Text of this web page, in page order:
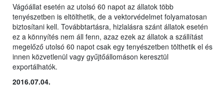
Vágóállat esetén az utolsó 60 napot az állatok több
tenyészetben is eltölthetik, de a vektorvédelmet folyamatosan
biztosítani kell. Továbbtartásra, hizlalásra szánt állatok esetén
ez a könnyítés nem áll fenn, azaz ezek az állatok a szállítást
megelőző utolsó 60 napot csak egy tenyészetben tölthetik el és
innen közvetlenül vagy gyűjtőállomáson keresztül
exportálhatók.
2016.07.04.